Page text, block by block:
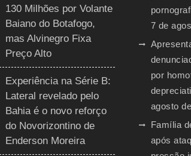
130 Milhões por Volante
Baiano do Botafogo,
mas Alvinegro Fixa
Preço Alto
Experiência na Série B:
Lateral revelado pelo
Bahia é o novo reforço
do Novorizontino de
Enderson Moreira
7 de
por
agosto
Família
após